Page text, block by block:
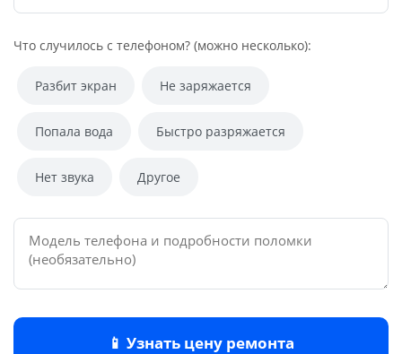
Что случилось с телефоном? (можно несколько):
Разбит экран Не заряжается
Попала вода Быстро разряжается
Нет звука Другое
📱 Узнать цену ремонта